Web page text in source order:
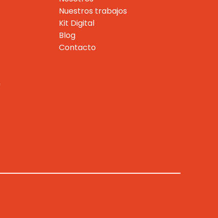
Nuestros trabajos
Kit Digital
Blog
Contacto